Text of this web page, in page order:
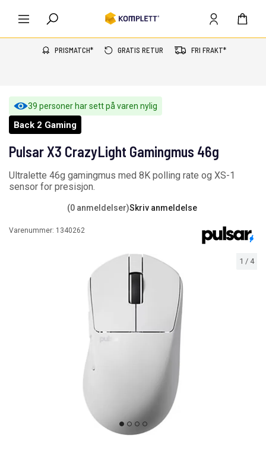
PRISMATCH* GRATIS RETUR FRI FRAKT*
39 personer har sett på varen nylig
1 / 4
Back 2 Gaming
Pulsar X3 CrazyLight Gamingmus 46g
Ultralette 46g gamingmus med 8K polling rate og XS-1
sensor for presisjon.
(0 anmeldelser)Skriv anmeldelse
Varenummer: 1340262